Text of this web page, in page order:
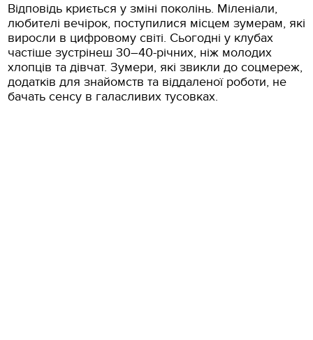
Відповідь криється у зміні поколінь. Міленіали,
любителі вечірок, поступилися місцем зумерам, які
виросли в цифровому світі. Сьогодні у клубах
частіше зустрінеш 30–40-річних, ніж молодих
хлопців та дівчат. Зумери, які звикли до соцмереж,
додатків для знайомств та віддаленої роботи, не
бачать сенсу в галасливих тусовках.